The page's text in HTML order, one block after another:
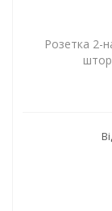
Розетка 2-